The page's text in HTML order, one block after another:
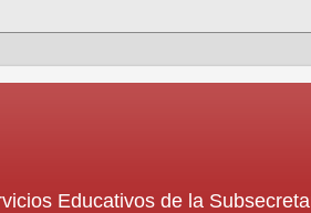
Educativos de la